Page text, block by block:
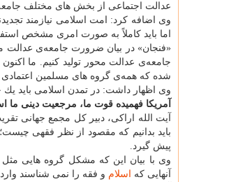
عدالت اجتماعی از بخش های مختلف جامعه
وی اضافه كرد: امت اسلامی نیازمند
اما باید كاملاً به صورت امری مشخص
«فنجان» در بیان ضرورت جامعه‌ی عدالت
جامعه‌ی عدالت محور تولید كنیم. ما
شده كه همه‌ی گروه های مسلمین اعتمادی
وی اظهار داشت: در تمدن اسلامی باید
آمریكا فهمیده قوت ما، مرجعیت دینی ما
آیت الله اراكی، دبیر كل مجمع
باید بدانیم كه مقصود از نظر فقهی
پیش گیرد.
وی با بیان این كه مشكل گروه هایی
آنهایی كه
اسلام و فقه را نمی شناسند